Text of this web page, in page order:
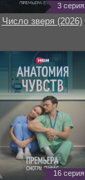
3 серия
Число зверя (2026)
16 серия